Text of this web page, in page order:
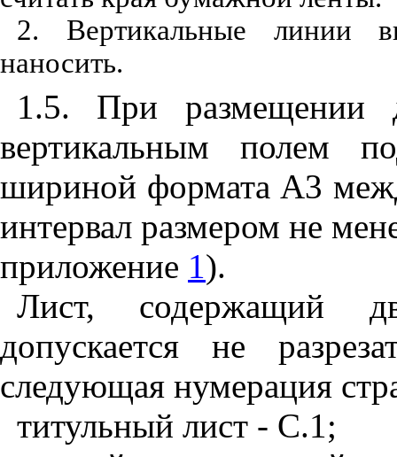
2. Вертикальные линии
наносить.
1.5. При размещении
вертикальным полем
шириной формата A3
интервал размером не
приложение 1).
Лист, содержащий
допускается не
следующая нумерация
титульный лист - С.1;